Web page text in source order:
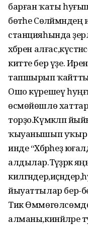
барған ҡаты
бөтәһе Сөләймәндең
станцияһында
хәбәрен
китте бер үҙе.
тапшырып
Ошо күрешеү
өсмөйөшлө
торҙо.Күмәкләп
ҡыуанышып уҡыр
инде “Хәбәрһеҙ
алдылар.Тәүҙәрәк
йыуаттылар бер-
Тик
алманы,кинйәләре